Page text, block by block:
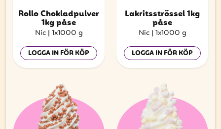
Rollo Chokladpulver
1kg påse
Nic | 1x1000 g
LOGGA IN FÖR KÖP
Lakritsströssel 1kg
påse
Nic | 1x1000 g
LOGGA IN FÖR KÖP